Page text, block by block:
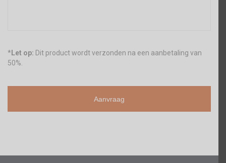
* Let op: Dit product wordt verzonden na een aanbetaling van
50%.